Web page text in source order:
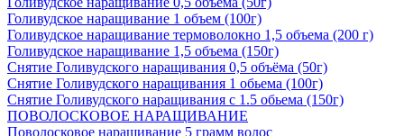
Голивудское наращивание 1 объем (100г)
Голивудское наращивание термоволокно 1,5 объема (200 г)
Голивудское наращивание 1,5 объема (150г)
Снятие Голивудского наращивания 0,5 объёма (50г)
Снятие Голивудского наращивания 1 обьема (100г)
Снятие Голивудского наращивания с 1.5 обьема (150г)
ПОВОЛОСКОВОЕ НАРАЩИВАНИЕ
Поволосковое наращивание 5 грамм волос